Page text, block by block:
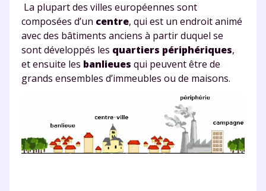
La plupart des villes européennes sont
composées d’un centre, qui est un endroit animé
avec des bâtiments anciens à partir duquel se
sont développés les quartiers périphériques,
et ensuite les banlieues qui peuvent être de
grands ensembles d’immeubles ou de maisons.